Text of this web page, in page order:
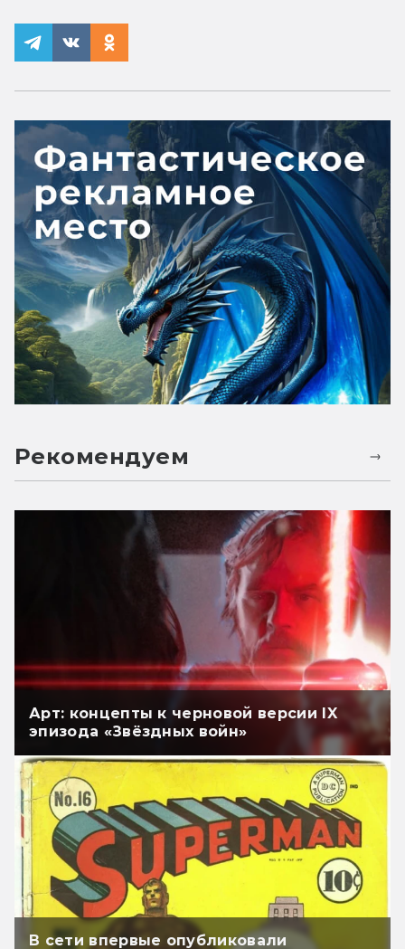
Рекомендуем
Арт: концепты к черновой версии IX
эпизода «Звёздных войн»
В сети впервые опубликовали